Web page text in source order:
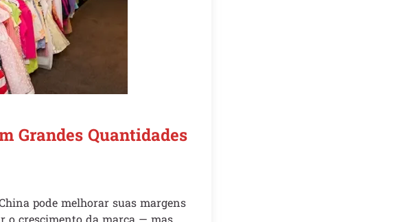
Grandes Quantidades
pode melhorar suas margens
o crescimento da marca — mas